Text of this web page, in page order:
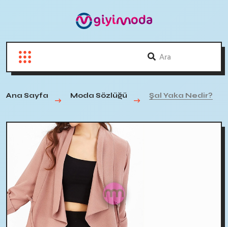
Ana Sayfa Moda Sözlüğü Şal Yaka Nedir?